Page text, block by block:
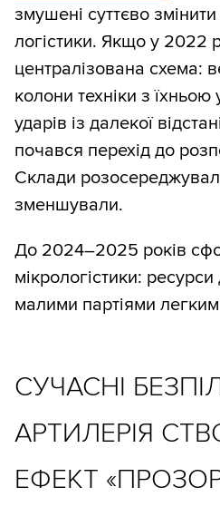
змушені суттєво змінити
логістики. Якщо у 2022
централізована схема:
колони техніки з їхньою
ударів із далекої
почався перехід до
Склади
зменшували.
До 2024–2025 років
мікрологістики:
малими партіями
СУЧАСНІ
АРТИЛЕРІЯ
ЕФЕКТ